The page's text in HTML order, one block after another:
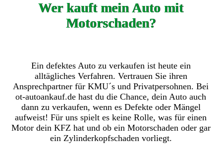
Wer kauft mein Auto mit
Motorschaden?
Ein defektes Auto zu verkaufen ist heute ein
alltägliches Verfahren. Vertrauen Sie ihren
Ansprechpartner für KMU´s und Privatpersohnen. Bei
ot-autoankauf.de hast du die Chance, dein Auto auch
dann zu verkaufen, wenn es Defekte oder Mängel
aufweist! Für uns spielt es keine Rolle, was für einen
Motor dein KFZ hat und ob ein Motorschaden oder gar
ein Zylinderkopfschaden vorliegt.